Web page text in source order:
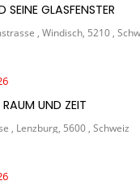
SEINE GLASFENSTER
, Windisch, 5210 ,
UND ZEIT
, Lenzburg, 5600 , Schweiz